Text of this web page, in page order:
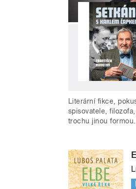
Literární fikce,
spisovatele,
trochu jinou formou.